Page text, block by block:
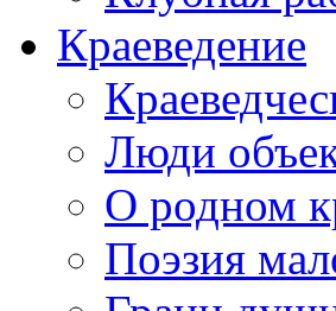
Краеведение
Люди
О родном
Поэзия